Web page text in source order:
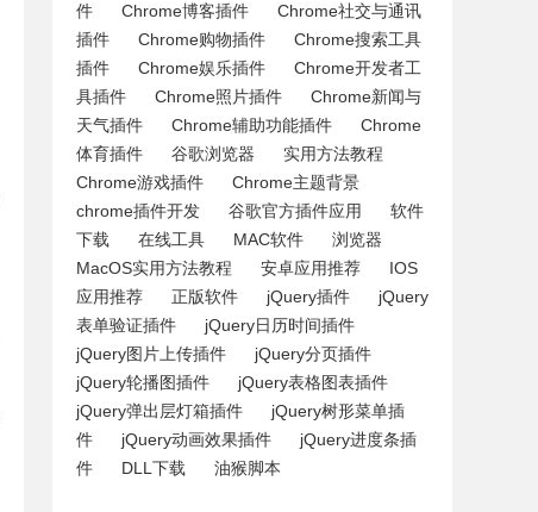
件
Chrome博客插件
Chrome社交与通讯
插件
Chrome购物插件
Chrome搜索工具
插件
Chrome娱乐插件
Chrome开发者工
具插件
Chrome照片插件
Chrome新闻与
天气插件
Chrome辅助功能插件
Chrome
体育插件
谷歌浏览器
实用方法教程
Chrome游戏插件
Chrome主题背景
chrome插件开发
谷歌官方插件应用
软件
下载
在线工具 MAC软件
浏览器
MacOS实用方法教程
安卓应用推荐
IOS
应用推荐
正版软件 jQuery插件
jQuery
表单验证插件
jQuery日历时间插件
jQuery图片上传插件
jQuery分页插件
jQuery轮播图插件
jQuery表格图表插件
jQuery弹出层灯箱插件
jQuery树形菜单插
件
jQuery动画效果插件
jQuery进度条插
件
DLL下载 油猴脚本